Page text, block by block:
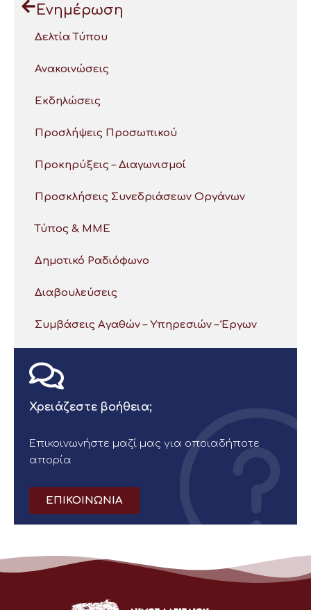
Ενημέρωση
Δελτία Τύπου
Ανακοινώσεις
Εκδηλώσεις
Προσλήψεις Προσωπικού
Προκηρύξεις – Διαγωνισμοί
Προσκλήσεις Συνεδριάσεων Οργάνων
Τύπος & ΜΜΕ
Δημοτικό Ραδιόφωνο
Διαβουλεύσεις
Συμβάσεις Αγαθών – Υπηρεσιών – Έργων
Χρειάζεστε βοήθεια;
Επικοινωνήστε μαζί μας για οποιαδήποτε
απορία
ΕΠΙΚΟΙΝΩΝΙΑ